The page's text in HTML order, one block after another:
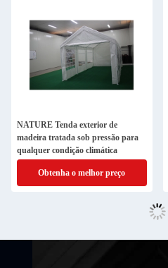
NATURE Tenda exterior de
madeira tratada sob pressão para
qualquer condição climática
Obtenha o melhor preço